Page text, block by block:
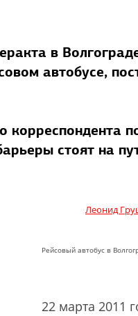
в
автобусе,
корреспондента
стоят на
Леонид
Рейсовый автобус в
22 марта 2011